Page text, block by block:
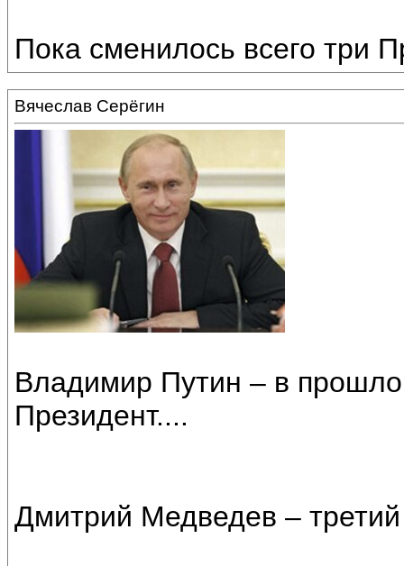
Пока сменилось всего три
Вячеслав Серёгин
Владимир Путин – в
Президент....
Дмитрий Медведев –